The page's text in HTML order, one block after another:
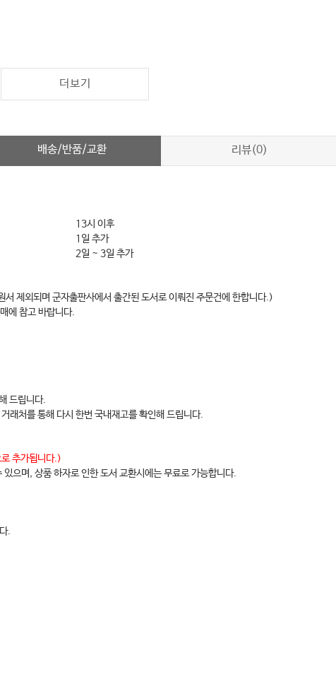
더보기
배송/반품/교환 리뷰(0)
13시 이후
1일 추가
2일 ~ 3일 추가
제외되며 군자출판사에서 출간된 도서로 이뤄진 주문건에 한합니다.)
에 참고 바랍니다.
드립니다.
래처를 통해 다시 한번 국내재고를 확인해 드립니다.
추가됩니다.)
으며, 상품 하자로 인한 도서 교환시에는 무료로 가능합니다.
.